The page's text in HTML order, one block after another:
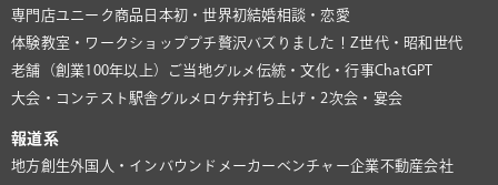
専門店ユニーク商品 日本初・世界初結婚相談・恋愛
体験教室・ワークショッププチ贅沢バズりました！ Z世代・昭和世代
老舗（創業100年以上）
ご当地グルメ 伝統・文化・行事ChatGPT
大会・コンテスト 駅舎グルメ ロケ弁打ち上げ・2次会・宴会
報道系
地方創生外国人・インバウンド メーカー ベンチャー企業不動産会社